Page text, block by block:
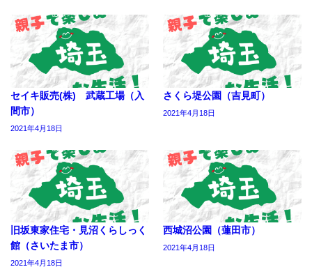
セイキ販売(株) 武蔵工場（入
間市）
2021年4月18日
さくら堤公園（吉見町）
2021年4月18日
旧坂東家住宅・見沼くらしっく
館（さいたま市）
2021年4月18日
西城沼公園（蓮田市）
2021年4月18日